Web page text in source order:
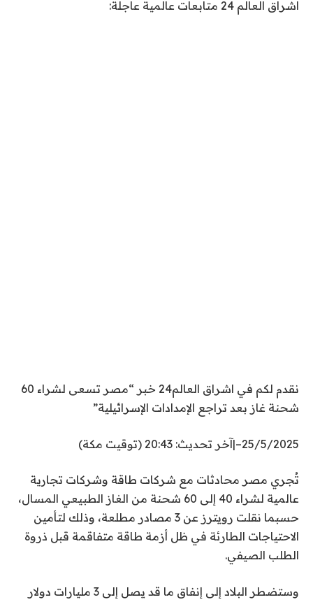
اشراق العالم 24 متابعات عالمية عاجلة:
نقدم لكم في اشراق العالم24 خبر “مصر تسعى لشراء 60
شحنة غاز بعد تراجع الإمدادات الإسرائيلية”
25/5/2025
–
|آخر تحديث: 20:43 (توقيت مكة)
تُجري مصر محادثات مع شركات طاقة وشركات تجارية
عالمية لشراء 40 إلى 60 شحنة من الغاز الطبيعي المسال،
حسبما نقلت رويترز عن 3 مصادر مطلعة، وذلك لتأمين
الاحتياجات الطارئة في ظل أزمة طاقة متفاقمة قبل ذروة
الطلب الصيفي.
وستضطر البلاد إلى إنفاق ما قد يصل إلى 3 مليارات دولار